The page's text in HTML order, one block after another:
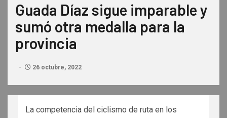
Guada Díaz sigue imparable y
sumó otra medalla para la
provincia
26 octubre, 2022
La competencia del ciclismo de ruta en los